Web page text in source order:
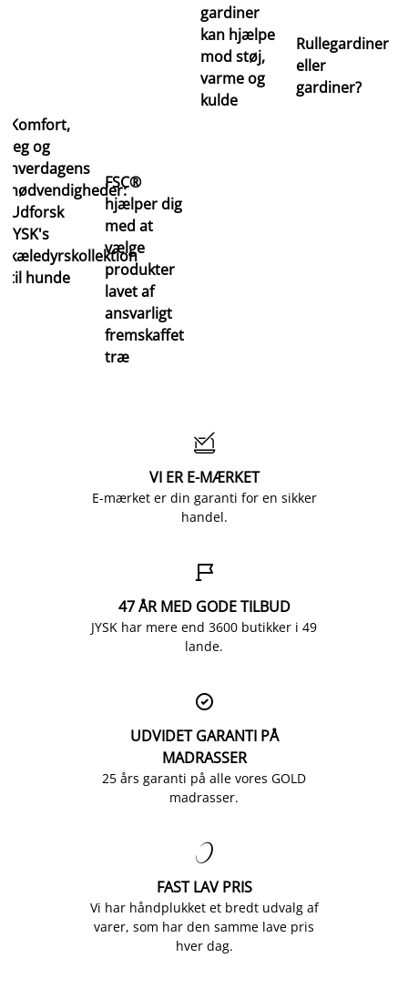
Komfort,
leg og
hverdagens
nødvendigheder:
Udforsk
JYSK's
kæledyrskollektion
til hunde
FSC®
hjælper dig
med at
vælge
produkter
lavet af
ansvarligt
fremskaffet
træ
gardiner
kan hjælpe
mod støj,
varme og
kulde
Rullegardiner
eller
gardiner?

VI ER E-MÆRKET
E-mærket er din garanti for en sikker
handel.

47 ÅR MED GODE TILBUD
JYSK har mere end 3600 butikker i 49
lande.

UDVIDET GARANTI PÅ
MADRASSER
25 års garanti på alle vores GOLD
madrasser.

FAST LAV PRIS
Vi har håndplukket et bredt udvalg af
varer, som har den samme lave pris
hver dag.